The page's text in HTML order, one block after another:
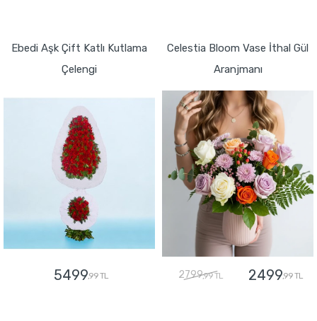
Ebedi Aşk Çift Katlı Kutlama
Çelengi
5499,99 TL
Celestia Bloom Vase İthal Gül
Aranjmanı
2799,99 TL 2499,99 TL